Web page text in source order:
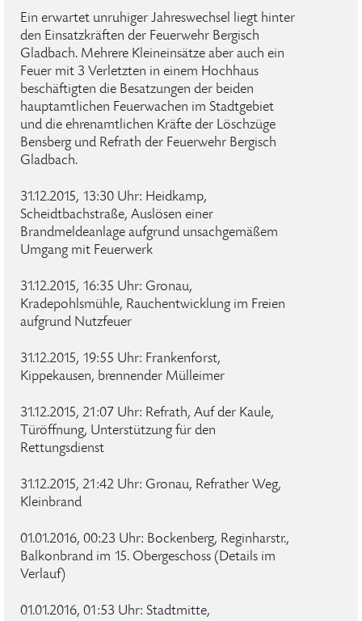
Ein erwartet unruhiger Jahreswechsel liegt hinter
den Einsatzkräften der Feuerwehr Bergisch
Gladbach. Mehrere Kleineinsätze aber auch ein
Feuer mit 3 Verletzten in einem Hochhaus
beschäftigten die Besatzungen der beiden
hauptamtlichen Feuerwachen im Stadtgebiet
und die ehrenamtlichen Kräfte der Löschzüge
Bensberg und Refrath der Feuerwehr Bergisch
Gladbach.
31.12.2015, 13:30 Uhr: Heidkamp,
Scheidtbachstraße, Auslösen einer
Brandmeldeanlage aufgrund unsachgemäßem
Umgang mit Feuerwerk
31.12.2015, 16:35 Uhr: Gronau,
Kradepohlsmühle, Rauchentwicklung im Freien
aufgrund Nutzfeuer
31.12.2015, 19:55 Uhr: Frankenforst,
Kippekausen, brennender Mülleimer
31.12.2015, 21:07 Uhr: Refrath, Auf der Kaule,
Türöffnung, Unterstützung für den
Rettungsdienst
31.12.2015, 21:42 Uhr: Gronau, Refrather Weg,
Kleinbrand
01.01.2016, 00:23 Uhr: Bockenberg, Reginharstr.,
Balkonbrand im 15. Obergeschoss (Details im
Verlauf)
01.01.2016, 01:53 Uhr: Stadtmitte,